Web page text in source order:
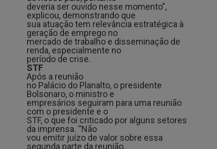
deveria ser ouvido nesse momento”,
explicou, demonstrando que
sua atuação tem relevância estratégica à
geração de emprego no
mercado de trabalho e disseminação de
renda, especialmente no
período de crise.
STF
Após a reunião
no Palácio do Planalto, o presidente
Bolsonaro, o ministro e
empresários seguiram para uma reunião
com o presidente e o
STF, o que foi criticado por alguns setores
da imprensa. “Não
vou emitir juízo de valor sobre essa
segunda parte da reunião,